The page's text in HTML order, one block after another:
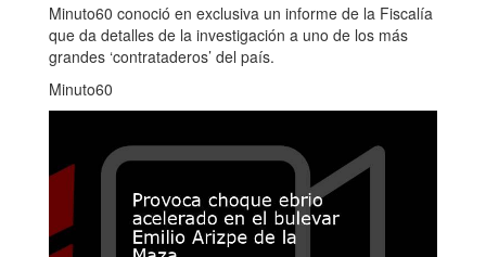
Minuto60 conoció en exclusiva un informe de la Fiscalía
que da detalles de la investigación a uno de los más
grandes ‘contrataderos’ del país.
Minuto60